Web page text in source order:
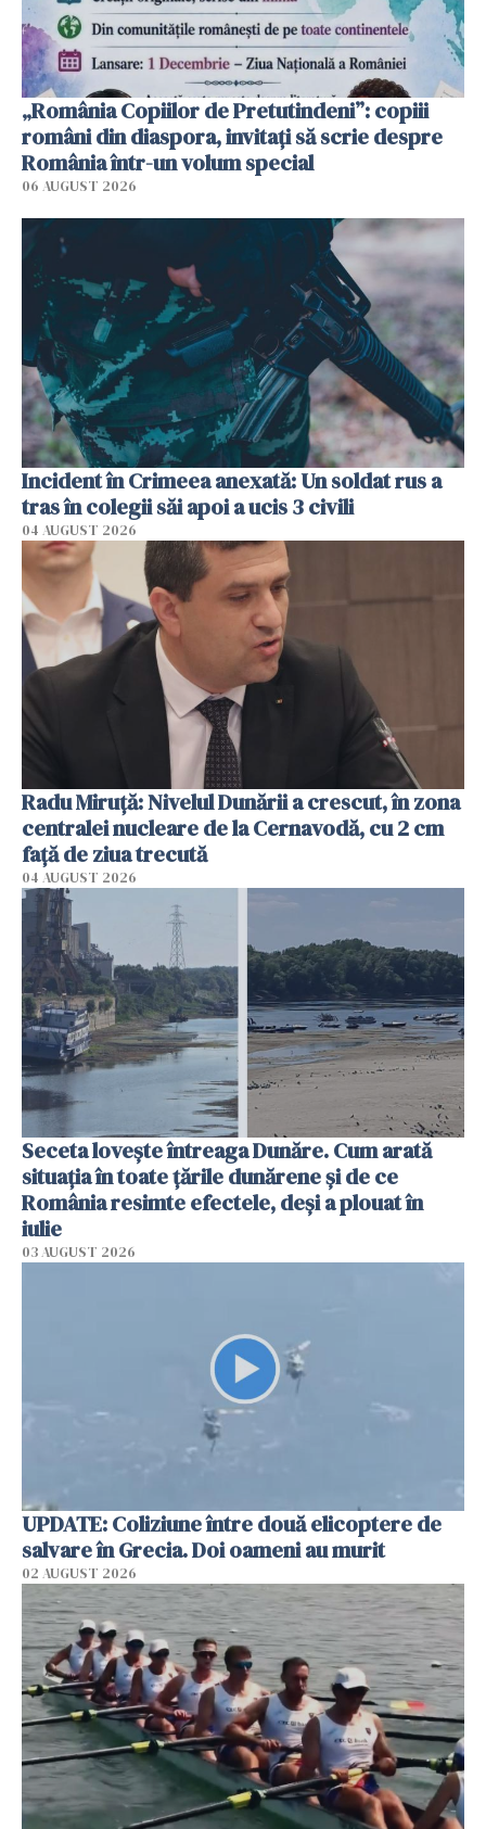
„România Copiilor de Pretutindeni”: copiii
români din diaspora, invitați să scrie despre
România într-un volum special
06 AUGUST 2026
Incident în Crimeea anexată: Un soldat rus a
tras în colegii săi apoi a ucis 3 civili
04 AUGUST 2026
Radu Miruţă: Nivelul Dunării a crescut, în zona
centralei nucleare de la Cernavodă, cu 2 cm
faţă de ziua trecută
04 AUGUST 2026
Seceta lovește întreaga Dunăre. Cum arată
situația în toate țările dunărene și de ce
România resimte efectele, deși a plouat în
iulie
03 AUGUST 2026
UPDATE: Coliziune între două elicoptere de
salvare în Grecia. Doi oameni au murit
02 AUGUST 2026